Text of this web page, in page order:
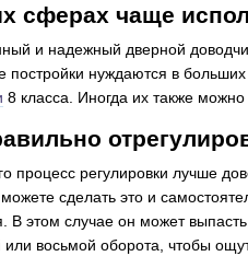
сферах чаще
и надежный дверной
постройки нуждаются в
8 класса. Иногда их также
процесс регулировки лучше
сделать это и
В этом случае он может
или восьмой оборота, чтобы